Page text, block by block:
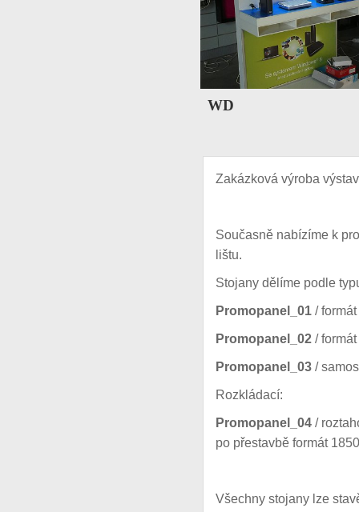
WD
Zakázková výroba
Současně nabízíme k
lištu.
Stojany dělíme podle
Promopanel_01/ formát
Promopanel_02/ formát
Promopanel_03 /
Rozkládací:
Promopanel_04/
po přestavbě formát
Všechny stojany lze